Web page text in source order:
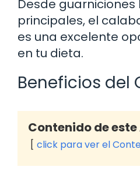
Desde
principales, el
es una excelente
en tu dieta.
Beneficios del
Contenido de
click para ver el